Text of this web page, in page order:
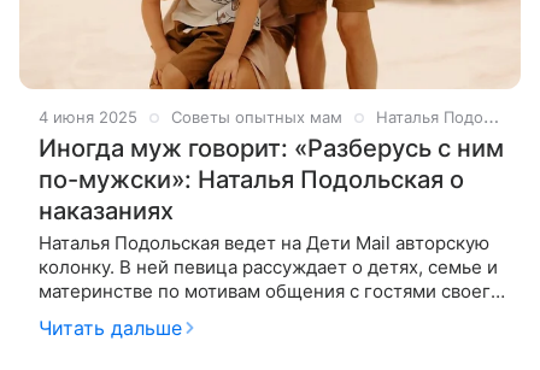
4 июня 2025 Советы опытных мам Наталья Подольская
Иногда муж говорит: «Разберусь с ним
по-мужски»: Наталья Подольская о
наказаниях
Наталья Подольская ведет на Дети Mail авторскую
колонку. В ней певица рассуждает о детях, семье и
материнстве по мотивам общения с гостями своего
шоу «Ваша Наташа». ​На этот раз гостьей студии
стала блогер и дизайнер
Читать дальше